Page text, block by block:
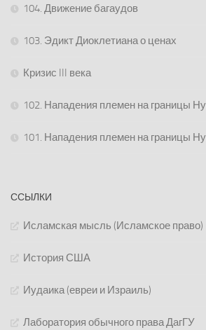
104. Движение багаудов
103. Эдикт Диоклетиана о ценах
Кризис III века
102. Нападения племен на границы
101. Нападения племен на границы
ССЫЛКИ
Исламская мысль (Исламское право)
История США
Иудаика (евреи и Израиль)
Лаборатория обычного права ДагГУ